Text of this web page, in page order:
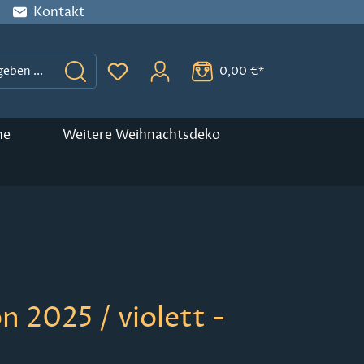
Kontakt
Du hast 0 Produkte auf dem
0,00 €*
Weitere Weihnachtsdeko
2025 / violett -